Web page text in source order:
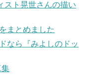
スト晃世さんの描い
まとめました
なら『みよしのドッ
集